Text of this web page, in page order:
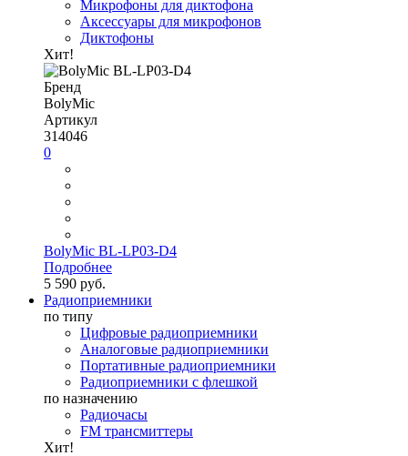
Микрофоны для диктофона
Аксессуары для микрофонов
Диктофоны
Хит!
Бренд
BolyMic
Артикул
314046
0
BolyMic BL-LP03-D4
Подробнее
5 590 руб.
Радиоприемники
по типу
Цифровые радиоприемники
Аналоговые радиоприемники
Портативные радиоприемники
Радиоприемники с флешкой
по назначению
Радиочасы
FM трансмиттеры
Хит!